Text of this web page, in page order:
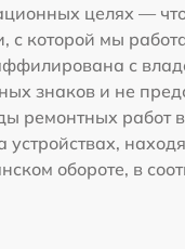
целях —
с которой мы
с
знаков и не
ремонтных работ
устройствах,
обороте, в